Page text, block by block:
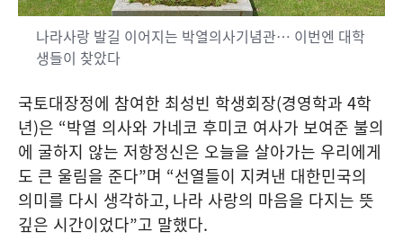
나라사랑 발길 이어지는 박열의사기념관… 이번엔 대학
생들이 찾았다
국토대장정에 참여한 최성빈 학생회장(경영학과 4학
년)은 “박열 의사와 가네코 후미코 여사가 보여준 불의
에 굴하지 않는 저항정신은 오늘을 살아가는 우리에게
도 큰 울림을 준다”며 “선열들이 지켜낸 대한민국의
의미를 다시 생각하고, 나라 사랑의 마음을 다지는 뜻
깊은 시간이었다”고 말했다.